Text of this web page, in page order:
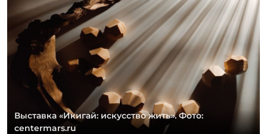
Выставка «Икигай: искусство жить». Фото:
centermars.ru